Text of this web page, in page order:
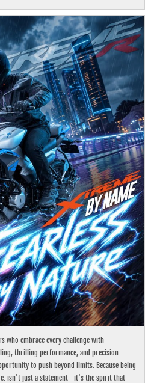
who embrace every challenge with
thrilling performance, and precision
to push beyond limits. Because being
isn't just a statement—it's the spirit that